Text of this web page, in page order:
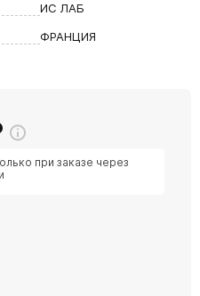
ИС ЛАБ
ФРАНЦИЯ
при заказе через